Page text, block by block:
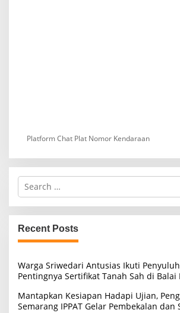
Platform Chat Plat Nomor Kendaraan
S
r
c
h
f
r
:
Recent Posts
Warga Sriwedari Antusias Ikuti
Pentingnya Sertifikat Tanah Sah di Balai
Mantapkan Kesiapan Hadapi Ujian,
Semarang IPPAT Gelar Pembekalan dan